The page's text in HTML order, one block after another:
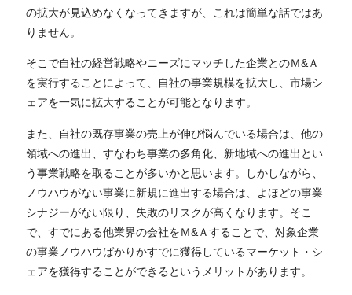
の拡大が見込めなくなってきますが、これは簡単な話ではあ
りません。
そこで自社の経営戦略やニーズにマッチした企業とのＭ&Ａ
を実行することによって、自社の事業規模を拡大し、市場シ
ェアを一気に拡大することが可能となります。
また、自社の既存事業の売上が伸び悩んでいる場合は、他の
領域への進出、すなわち事業の多角化、新地域への進出とい
う事業戦略を取ることが多いかと思います。しかしながら、
ノウハウがない事業に新規に進出する場合は、よほどの事業
シナジーがない限り、失敗のリスクが高くなります。そこ
で、すでにある他業界の会社をＭ&Ａすることで、対象企業
の事業ノウハウばかりかすでに獲得しているマーケット・シ
ェアを獲得することができるというメリットがあります。